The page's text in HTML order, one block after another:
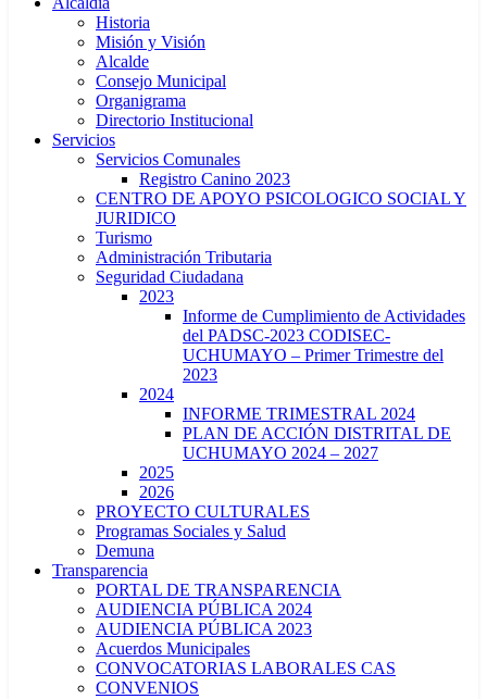
Historia
Misión y Visión
Alcalde
Consejo Municipal
Organigrama
Directorio Institucional
Servicios
Servicios Comunales
Registro Canino 2023
CENTRO DE APOYO PSICOLOGICO SOCIAL Y
JURIDICO
Turismo
Administración Tributaria
Seguridad Ciudadana
2023
Informe de Cumplimiento de Actividades
del PADSC-2023 CODISEC-
UCHUMAYO – Primer Trimestre del
2023
2024
INFORME TRIMESTRAL 2024
PLAN DE ACCIÓN DISTRITAL DE
UCHUMAYO 2024 – 2027
2025
2026
PROYECTO CULTURALES
Programas Sociales y Salud
Demuna
Transparencia
PORTAL DE TRANSPARENCIA
AUDIENCIA PÚBLICA 2024
AUDIENCIA PÚBLICA 2023
Acuerdos Municipales
CONVOCATORIAS LABORALES CAS
CONVENIOS